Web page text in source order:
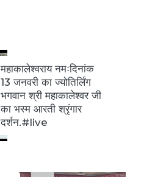
महाकालेश्वराय नमःदिनांक
13 जनवरी का ज्योतिर्लिंग
भगवान श्री महाकालेश्वर जी
का भस्म आरती श्रृंगार
दर्शन.#live